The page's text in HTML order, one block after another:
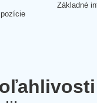
Základné